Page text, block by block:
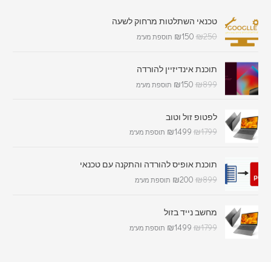
טכנאי השתלטות מרחוק לשעה
₪250
₪150 תוספת מע"מ
תוכנת אינדיזיין להורדה
₪899
₪150 תוספת מע"מ
לפטופ זול וטוב
₪1799
₪1499 תוספת מע"מ
תוכנת אופיס להורדה והתקנה עם טכנאי
₪899
₪200 תוספת מע"מ
מחשב נייד בזול
₪1799
₪1499 תוספת מע"מ